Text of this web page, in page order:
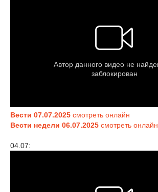
Вести 07.07.2025 смотреть онлайн
Вести недели 06.07.2025 смотреть онлайн
04.07: